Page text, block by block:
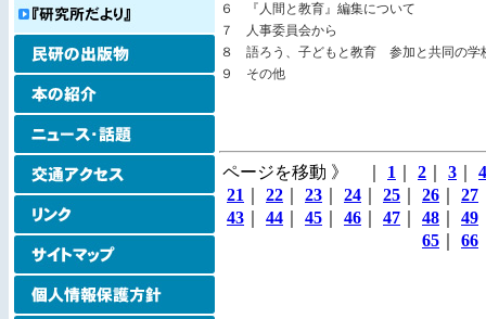
６ 『人間と教育』編集について
７ 人事委員会から
８ 語ろう、子どもと教育 参加と共同の学
９ その他
ページを移動 》 ｜ 1 2 3
4
21
22 23 24 25 26 27
43
44 45 46 47 48 49
65
66